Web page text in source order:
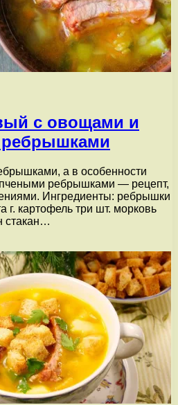
с овощами и
а в особенности
ребрышками — рецепт,
Ингредиенты: ребрышки
г. картофель три шт. морковь
стакан…